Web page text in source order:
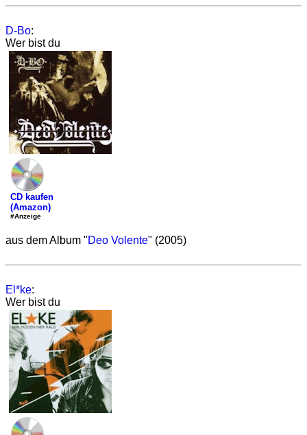
D-Bo:
Wer bist du
CD kaufen
(Amazon)
#Anzeige
aus dem Album "Deo Volente" (2005)
El*ke:
Wer bist du